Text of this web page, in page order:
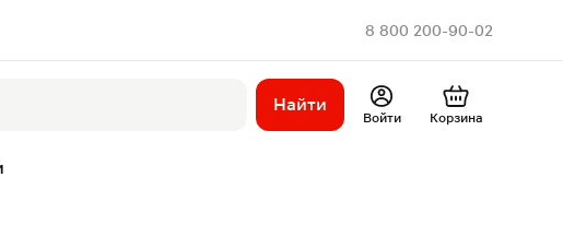
8 800 200-90-02
Найти
Войти Корзина